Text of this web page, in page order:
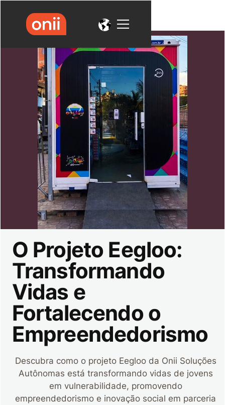
O Projeto Eegloo:
Transformando
Vidas e
Fortalecendo o
Empreendedorismo
Descubra como o projeto Eegloo da Onii Soluções
Autônomas está transformando vidas de jovens
em vulnerabilidade, promovendo
empreendedorismo e inovação social em parceria